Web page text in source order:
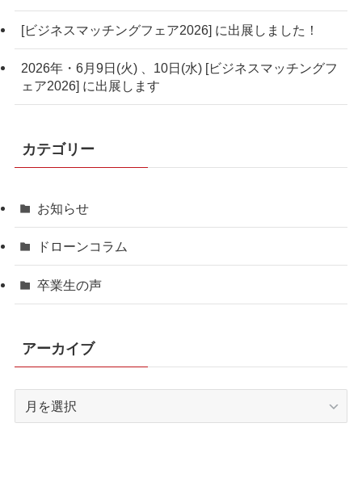
[ビジネスマッチングフェア2026] に出展しました！
2026年・6月9日(火) 、10日(水) [ビジネスマッチングフ
ェア2026] に出展します
カテゴリー
お知らせ
ドローンコラム
卒業生の声
アーカイブ